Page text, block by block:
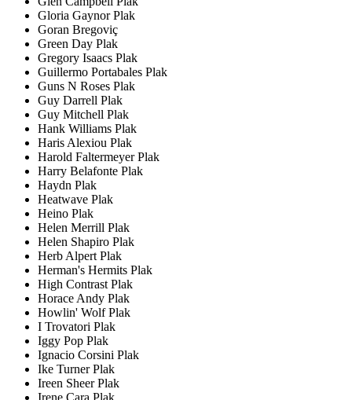
Gloria Gaynor Plak
Goran Bregoviç
Green Day Plak
Gregory Isaacs Plak
Guillermo Portabales Plak
Guns N Roses Plak
Guy Darrell Plak
Guy Mitchell Plak
Hank Williams Plak
Haris Alexiou Plak
Harold Faltermeyer Plak
Harry Belafonte Plak
Haydn Plak
Heatwave Plak
Heino Plak
Helen Merrill Plak
Helen Shapiro Plak
Herb Alpert Plak
Herman's Hermits Plak
High Contrast Plak
Horace Andy Plak
Howlin' Wolf Plak
I Trovatori Plak
Iggy Pop Plak
Ignacio Corsini Plak
Ike Turner Plak
Ireen Sheer Plak
Irene Cara Plak